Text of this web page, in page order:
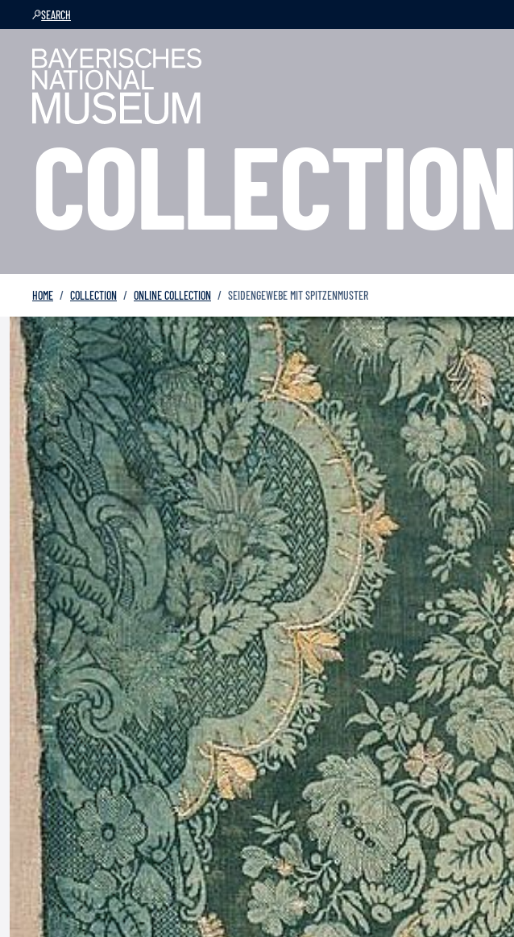
SEARCH
COLLECTION
HOME COLLECTION ONLINE COLLECTION SEIDENGEWEBE MIT SPITZENMUSTER